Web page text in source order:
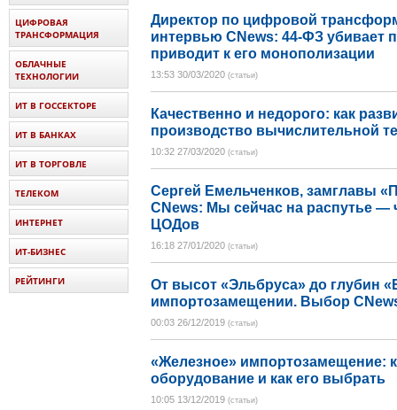
Директор по цифровой
интервью CNews: 44-ФЗ убивает
приводит к его монополизации
13:53 30/03/2020 (статьи)
Качественно и недорого: как
производство вычислительной
10:32 27/03/2020 (статьи)
Сергей Емельченков, замглавы
CNews: Мы сейчас на распутье —
ЦОДов
16:18 27/01/2020 (статьи)
От высот «Эльбруса» до глубин
импортозамещении. Выбор
00:03 26/12/2019 (статьи)
«Железное» импортозамещение:
оборудование и как его выбрать
10:05 13/12/2019 (статьи)
ЦИФРОВАЯ
ТРАНСФОРМАЦИЯ
ОБЛАЧНЫЕ
ТЕХНОЛОГИИ
ИТ В ГОССЕКТОРЕ
ИТ В БАНКАХ
ИТ В ТОРГОВЛЕ
ТЕЛЕКОМ
ИНТЕРНЕТ
ИТ-БИЗНЕС
РЕЙТИНГИ